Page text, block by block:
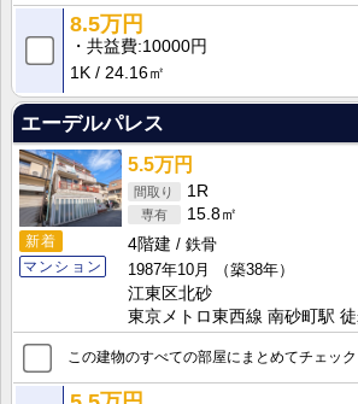
8.5万円
共益費 10000円
1K
24.16㎡
エーデルパレス
新着
マンション
5.5万円
1R
15.8㎡
4階建
鉄骨
1987年10月
（築38年）
江東区北砂
東京メトロ東西線 南砂町駅
この建物のすべての部屋にまとめてチェック